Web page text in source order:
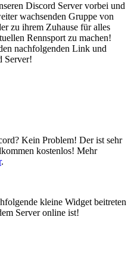
Discord Server vorbei und
wachsenden Gruppe von
zu ihrem Zuhause für alles
Rennsport zu machen!
nachfolgenden Link und
Server!
Kein Problem! Der ist sehr
kostenlos! Mehr
.
kleine Widget beitreten
Server online ist!